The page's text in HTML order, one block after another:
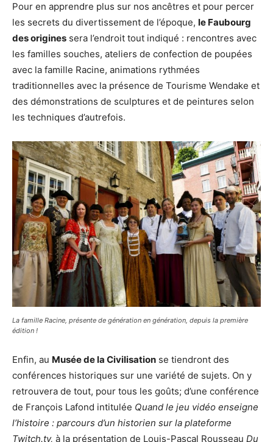
Pour en apprendre plus sur nos ancêtres et pour percer
les secrets du divertissement de l’époque, le Faubourg
des origines sera l’endroit tout indiqué : rencontres avec
les familles souches, ateliers de confection de poupées
avec la famille Racine, animations rythmées
traditionnelles avec la présence de Tourisme Wendake et
des démonstrations de sculptures et de peintures selon
les techniques d’autrefois.
La famille Racine, présente de génération en génération, depuis la première
édition !
Enfin, au Musée de la Civilisation se tiendront des
conférences historiques sur une variété de sujets. On y
retrouvera de tout, pour tous les goûts; d’une conférence
de François Lafond intitulée Quand le jeu vidéo enseigne
l’histoire : parcours d’un historien sur la plateforme
Twitch.tv, à la présentation de Louis-Pascal Rousseau Du